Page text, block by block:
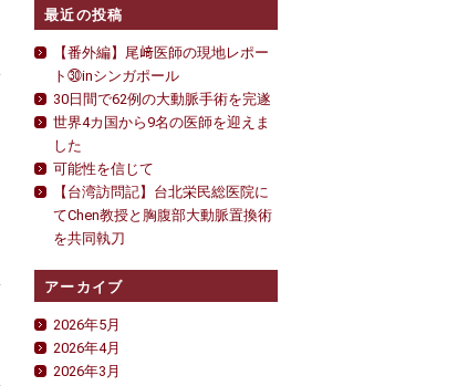
最近の投稿
【番外編】尾﨑医師の現地レポー
ト㉚inシンガポール
30日間で62例の大動脈手術を完遂
世界4カ国から9名の医師を迎えま
した
可能性を信じて
【台湾訪問記】台北栄民総医院に
てChen教授と胸腹部大動脈置換術
を共同執刀
アーカイブ
2026年5月
2026年4月
2026年3月